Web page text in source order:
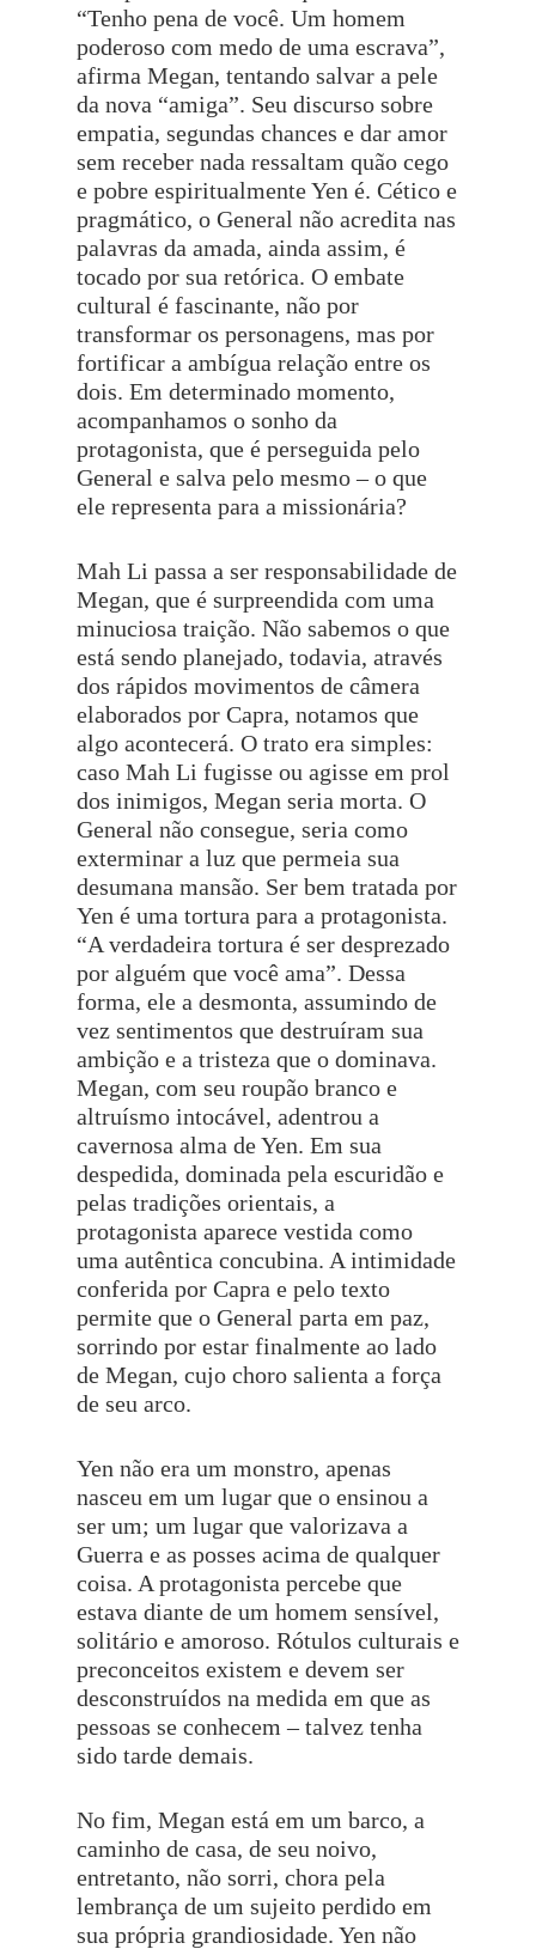
“Tenho pena de você. Um homem
poderoso com medo de uma escrava”,
afirma Megan, tentando salvar a pele
da nova “amiga”. Seu discurso sobre
empatia, segundas chances e dar amor
sem receber nada ressaltam quão cego
e pobre espiritualmente Yen é. Cético e
pragmático, o General não acredita nas
palavras da amada, ainda assim, é
tocado por sua retórica. O embate
cultural é fascinante, não por
transformar os personagens, mas por
fortificar a ambígua relação entre os
dois. Em determinado momento,
acompanhamos o sonho da
protagonista, que é perseguida pelo
General e salva pelo mesmo – o que
ele representa para a missionária?
Mah Li passa a ser responsabilidade de
Megan, que é surpreendida com uma
minuciosa traição. Não sabemos o que
está sendo planejado, todavia, através
dos rápidos movimentos de câmera
elaborados por Capra, notamos que
algo acontecerá. O trato era simples:
caso Mah Li fugisse ou agisse em prol
dos inimigos, Megan seria morta. O
General não consegue, seria como
exterminar a luz que permeia sua
desumana mansão. Ser bem tratada por
Yen é uma tortura para a protagonista.
“A verdadeira tortura é ser desprezado
por alguém que você ama”. Dessa
forma, ele a desmonta, assumindo de
vez sentimentos que destruíram sua
ambição e a tristeza que o dominava.
Megan, com seu roupão branco e
altruísmo intocável, adentrou a
cavernosa alma de Yen. Em sua
despedida, dominada pela escuridão e
pelas tradições orientais, a
protagonista aparece vestida como
uma autêntica concubina. A intimidade
conferida por Capra e pelo texto
permite que o General parta em paz,
sorrindo por estar finalmente ao lado
de Megan, cujo choro salienta a força
de seu arco.
Yen não era um monstro, apenas
nasceu em um lugar que o ensinou a
ser um; um lugar que valorizava a
Guerra e as posses acima de qualquer
coisa. A protagonista percebe que
estava diante de um homem sensível,
solitário e amoroso. Rótulos culturais e
preconceitos existem e devem ser
desconstruídos na medida em que as
pessoas se conhecem – talvez tenha
sido tarde demais.
No fim, Megan está em um barco, a
caminho de casa, de seu noivo,
entretanto, não sorri, chora pela
lembrança de um sujeito perdido em
sua própria grandiosidade. Yen não